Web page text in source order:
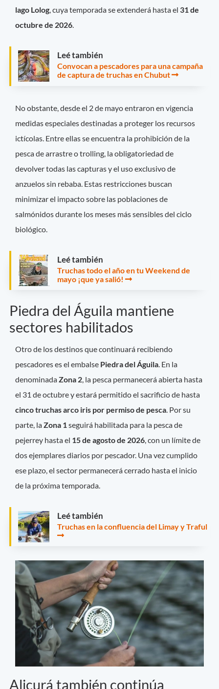
lago Lolog, cuya temporada se extenderá hasta el 31 de
octubre de 2026.
Leé también
Convocan a pescadores para una campaña
de captura de truchas en Chubut
No obstante, desde el 2 de mayo entraron en vigencia
medidas especiales destinadas a proteger los recursos
ictícolas. Entre ellas se encuentra la prohibición de la
pesca de arrastre o trolling, la obligatoriedad de
devolver todas las capturas y el uso exclusivo de
anzuelos sin rebaba. Estas restricciones buscan
minimizar el impacto sobre las poblaciones de
salmónidos durante los meses más sensibles del ciclo
biológico.
Leé también
Truchas todo el año en tu Weekend de
mayo ¡que ya salió!
Piedra del Águila mantiene
sectores habilitados
Otro de los destinos que continuará recibiendo
pescadores es el embalse Piedra del Águila. En la
denominadaZona 2, la pesca permanecerá abierta hasta
el 31 de octubre y estará permitido el sacrificio de hasta
cinco truchas arco iris por permiso de pesca. Por su
parte, laZona 1seguirá habilitada para la pesca de
pejerrey hasta el 15 de agosto de 2026, con un límite de
dos ejemplares diarios por pescador. Una vez cumplido
ese plazo, el sector permanecerá cerrado hasta el inicio
de la próxima temporada.
Leé también
Truchas en la confluencia del Limay y Traful
Alicurá también continúa